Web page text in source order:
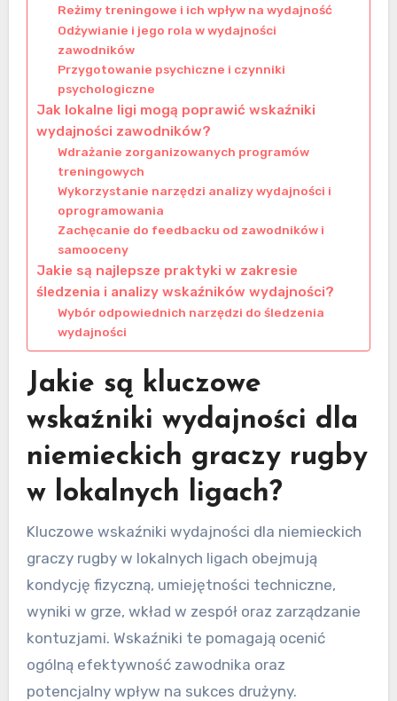
Reżimy treningowe i ich wpływ na wydajność
Odżywianie i jego rola w wydajności
zawodników
Przygotowanie psychiczne i czynniki
psychologiczne
Jak lokalne ligi mogą poprawić wskaźniki
wydajności zawodników?
Wdrażanie zorganizowanych programów
treningowych
Wykorzystanie narzędzi analizy wydajności i
oprogramowania
Zachęcanie do feedbacku od zawodników i
samooceny
Jakie są najlepsze praktyki w zakresie
śledzenia i analizy wskaźników wydajności?
Wybór odpowiednich narzędzi do śledzenia
wydajności
Jakie są kluczowe
wskaźniki wydajności dla
niemieckich graczy rugby
w lokalnych ligach?
Kluczowe wskaźniki wydajności dla niemieckich
graczy rugby w lokalnych ligach obejmują
kondycję fizyczną, umiejętności techniczne,
wyniki w grze, wkład w zespół oraz zarządzanie
kontuzjami. Wskaźniki te pomagają ocenić
ogólną efektywność zawodnika oraz
potencjalny wpływ na sukces drużyny.